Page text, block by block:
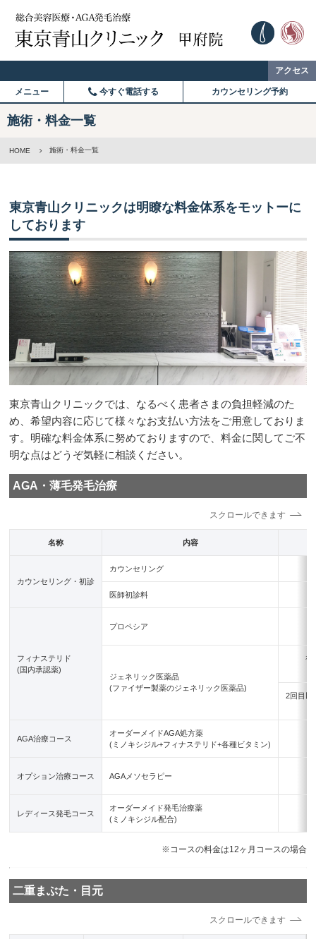
アクセス
メニュー 今すぐ電話する カウンセリング予約
施術・料金一覧
HOME 施術・料金一覧
東京青山クリニックは明瞭な料金体系をモットーに
しております
東京青山クリニックでは、なるべく患者さまの負担軽減のた
め、希望内容に応じて様々なお支払い方法をご用意しておりま
す。明確な料金体系に努めておりますので、料金に関してご不
明な点はどうぞ気軽に相談ください。
AGA・薄毛発毛治療
名称 内容
カウンセリング・初診
カウンセリング
医師初診料
フィナステリド
(国内承認薬)
プロペシア
ジェネリック医薬品
(ファイザー製薬のジェネリック医薬品)
初
2回目以
AGA治療コース
オーダーメイドAGA処方薬
(ミノキシジル+フィナステリド+各種ビタミン)
オプション治療コース AGAメソセラピー
レディース発毛コース
オーダーメイド発毛治療薬
(ミノキシジル配合)
※コースの料金は12ヶ月コースの場合
二重まぶた・目元